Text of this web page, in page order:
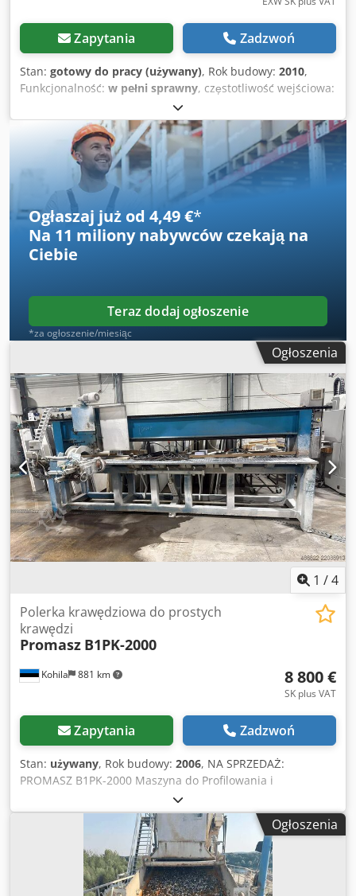
Zapytania Zadzwoń
Stan: gotowy do pracy (używany), Rok budowy: 2010,
Funkcjonalność: w pełni sprawny, częstotliwość wejściowa:
800 mm
obrabianego (maks.):150 mm, Witam, Sprzedajemy linię
produkcyjną do obijania płyt kamiennych o maksymalnej
szerokości 800 mm. W pakiecie znajduje się również
urządzenie Donatoni do usuwania siatki zbrojeniowej z
tylnej części płyt. Linia jest nadal w użyciu i można ją
przetestować. Demontaż maszyny nastąpi w styczniu 2026
roku. Załadunek na samochód ciężarowy wliczony w cenę.
Dsdjx Afp Hepfx Acpowa
Ogłaszaj już od 4,49 €*
Na 11 miliony nabywców czekają na
Ciebie
Teraz dodaj ogłoszenie
*za ogłoszenie/miesiąc
Ogłoszenia
1 /4
Kohila 881 km
Polerka krawędziowa do prostych
krawędzi
Promasz B1PK-2000
8 800 €
SK plus VAT
Zapytania Zadzwoń
Stan: używany, Rok budowy: 2006, NA SPRZEDAŻ:
PROMASZ B1PK-2000 Maszyna do Profilowania i
Polerowania Krawędzi Maszyna PROMASZ B1PK-2000 do
profilowania i polerowania krawędzi kamienia, w pełni
sprawna. Użytkowana w profesjonalnym zakładzie
kamieniarskim do obróbki kwarcu, granitu oraz innych
materiałów kamiennych. To proste i niezawodne
rozwiązanie dla warsztatów poszukujących przystępnej
Ogłoszenia